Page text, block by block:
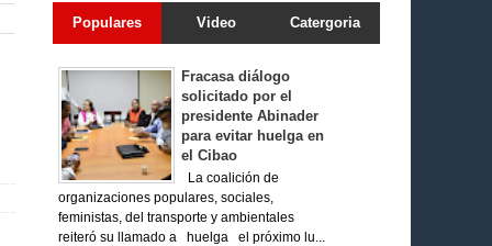
Populares Video Catergoria
Fracasa diálogo
solicitado por el
presidente Abinader
para evitar huelga en
el Cibao
La coalición de
organizaciones populares, sociales,
feministas, del transporte y ambientales
reiteró su llamado a huelga el próximo lu...